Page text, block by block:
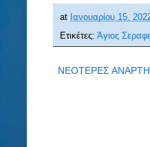
at Ιανουαρίου 15,
Ετικέτες: Άγιος
ΝΕΟΤΕΡΕΣ